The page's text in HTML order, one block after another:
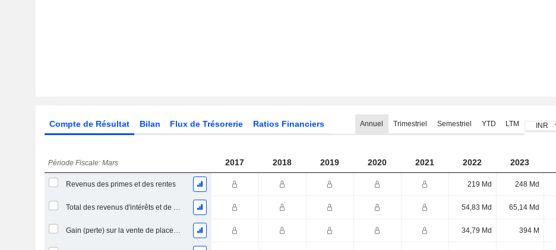
Compte de Résultat Bilan Flux de Trésorerie Ratios Financiers Annuel Trimestriel Semestriel YTD LTM INR
Période Fiscale: Mars 2017 2018 2019 2020 2021 2022 2023
Revenus des primes et des rentes 219 Md 248 Md
Total des revenus d'intérêts et de dividendes 54,83 Md 65,14 Md
Gain (perte) sur la vente de placements, total (Rev) 34,79 Md 394 M